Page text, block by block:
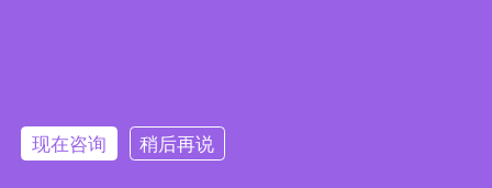
现在咨询 稍后再说